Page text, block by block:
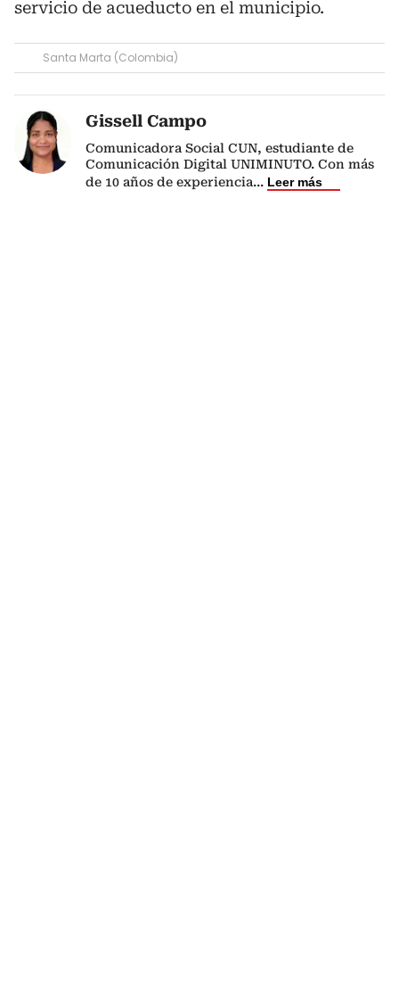
servicio de acueducto en el municipio.
Santa Marta (Colombia)
Gissell Campo
Comunicadora Social CUN, estudiante de
Comunicación Digital UNIMINUTO. Con más
de 10 años de experiencia... Leer más